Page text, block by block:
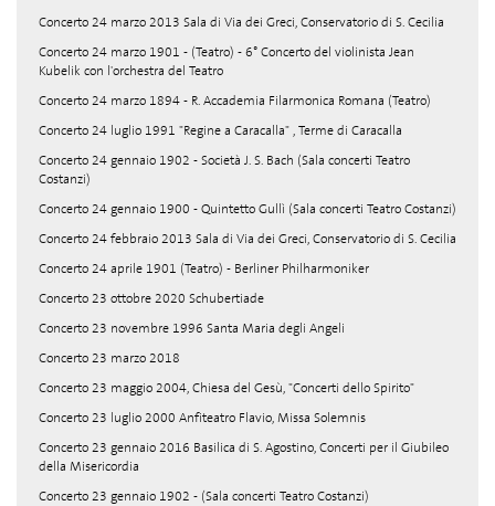
Concerto 24 marzo 2013 Sala di Via dei Greci, Conservatorio di S. Cecilia
Concerto 24 marzo 1901 - (Teatro) - 6° Concerto del violinista Jean
Kubelik con l'orchestra del Teatro
Concerto 24 marzo 1894 - R. Accademia Filarmonica Romana (Teatro)
Concerto 24 luglio 1991 "Regine a Caracalla" , Terme di Caracalla
Concerto 24 gennaio 1902 - Società J. S. Bach (Sala concerti Teatro
Costanzi)
Concerto 24 gennaio 1900 - Quintetto Gullì (Sala concerti Teatro Costanzi)
Concerto 24 febbraio 2013 Sala di Via dei Greci, Conservatorio di S. Cecilia
Concerto 24 aprile 1901 (Teatro) - Berliner Philharmoniker
Concerto 23 ottobre 2020 Schubertiade
Concerto 23 novembre 1996 Santa Maria degli Angeli
Concerto 23 marzo 2018
Concerto 23 maggio 2004, Chiesa del Gesù, "Concerti dello Spirito"
Concerto 23 luglio 2000 Anfiteatro Flavio, Missa Solemnis
Concerto 23 gennaio 2016 Basilica di S. Agostino, Concerti per il Giubileo
della Misericordia
Concerto 23 gennaio 1902 - (Sala concerti Teatro Costanzi)